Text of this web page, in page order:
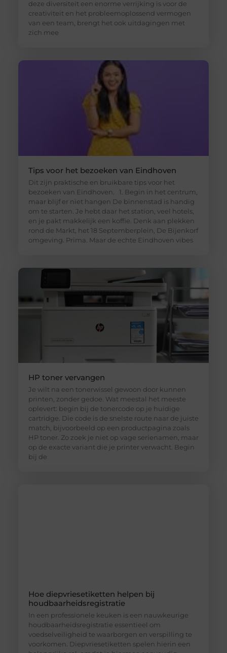
deze diversiteit een enorme verrijking is voor de
creativiteit en het probleemoplossend vermogen
van een team, brengt het ook uitdagingen met
zich mee
Tips voor het bezoeken van Eindhoven
Dit zijn praktische en bruikbare tips voor het
bezoeken van Eindhoven. 1. Begin in het centrum,
maar blijf er niet hangen De binnenstad is handig
om te starten. Je hebt daar het station, veel hotels,
en je pakt makkelijk een koffie. Denk aan plekken
rond de Markt, het 18 Septemberplein, De Bijenkorf
omgeving. Prima. Maar de echte Eindhoven vibes
HP toner vervangen
Je wilt na een tonerwissel gewoon door kunnen
printen, zonder gedoe. Wat meestal het meeste
oplevert: begin bij de tonercode op je huidige
cartridge. Die code is de snelste route naar de juiste
match, bijvoorbeeld op een productpagina zoals
HP toner. Zo zoek je niet op vage serienamen, maar
op de exacte variant die je printer verwacht. Begin
bij de
Hoe diepvriesetiketten helpen bij
houdbaarheidsregistratie
In een professionele keuken is een nauwkeurige
houdbaarheidsregistratie essentieel om
voedselveiligheid te waarborgen en verspilling te
voorkomen. Diepvriesetiketten spelen hierin een